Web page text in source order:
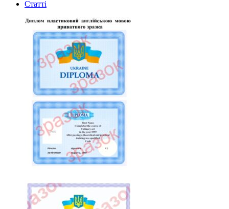
Статті